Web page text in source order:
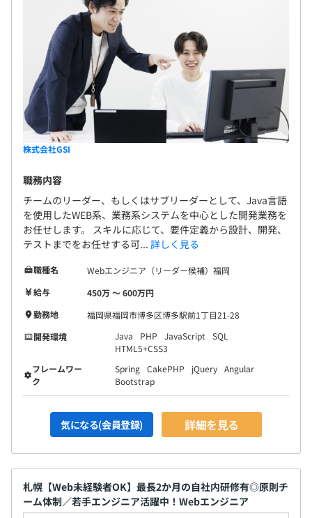
株式会社GSI
職務内容
チームのリーダー、もしくはサブリーダーとして、Java言語
を使用したWEB系、業務系システムを中心とした開発業務を
お任せします。 スキルに応じて、要件定義から設計、開発、
テストまでをお任せする可... 詳しく見る
職種名
Webエンジニア（リーダー候補）福岡
給与
450万 〜 600万円
勤務地
福岡県福岡市博多区博多駅前1丁目21-28
開発環境
Java PHP JavaScript
SQL
HTML5+CSS3
フレームワー
ク
Spring CakePHP jQuery Angular
Bootstrap
気になる(会員登録) 詳細を見る
札幌【Web未経験者OK】最長2か月の自社内研修有◎原則チ
ーム体制／若手エンジニア活躍中！Webエンジニア